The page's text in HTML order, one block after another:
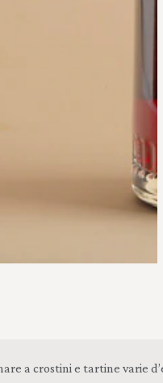
a crostini e tartine varie